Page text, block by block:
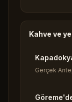
Kahve ve
Gerçek